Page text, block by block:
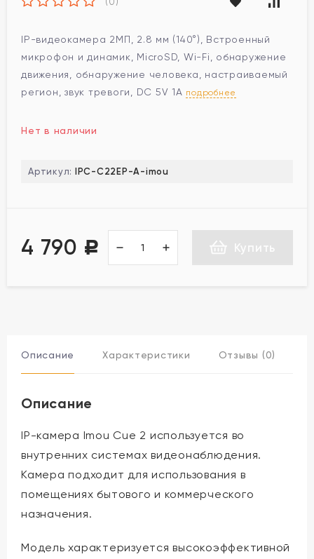
IP-видеокамера 2МП, 2.8 мм (140°), Встроенный
микрофон и динамик, MicroSD, Wi-Fi, обнаружение
движения, обнаружение человека, настраиваемый
регион, звук тревоги, DC 5V 1A подробнее
Нет в наличии
Артикул: IPC-C22EP-A-imou
4 790 Р Купить
Описание Характеристики Отзывы (0)
Описание
IP-камера Imou Cue 2 используется во
внутренних системах видеонаблюдения.
Камера подходит для использования в
помещениях бытового и коммерческого
назначения.
Модель характеризуется высокоэффективной